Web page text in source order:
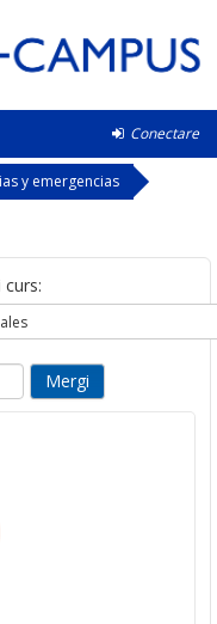
Conectare
y emergencias